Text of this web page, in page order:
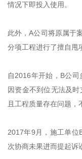
情况下即投入使用。
此外，A公司将原属于
分项工程进行了擅自甩
自2016年开始，B公
因资金不到位无法及
且工程质量存在问题，
2017年9月，施工单位
次协商未果进而提起诉